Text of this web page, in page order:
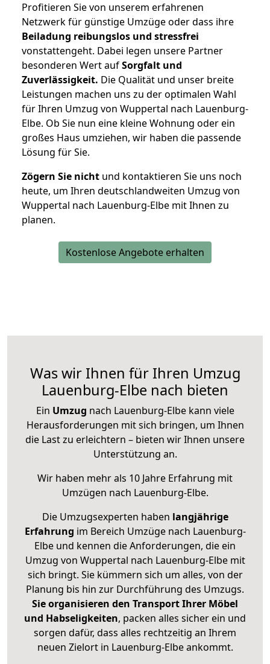
Profitieren Sie von unserem erfahrenen
Netzwerk für günstige Umzüge oder dass ihre
Beiladung reibungslos und stressfrei
vonstattengeht. Dabei legen unsere Partner
besonderen Wert aufSorgfalt und
Zuverlässigkeit. Die Qualität und unser breite
Leistungen machen uns zu der optimalen Wahl
für Ihren Umzug von Wuppertal nach Lauenburg-
Elbe. Ob Sie nun eine kleine Wohnung oder ein
großes Haus umziehen, wir haben die passende
Lösung für Sie.
Zögern Sie nicht und kontaktieren Sie uns noch
heute, um Ihren deutschlandweiten Umzug von
Wuppertal nach Lauenburg-Elbe mit Ihnen zu
planen.
Kostenlose Angebote erhalten
Was wir Ihnen für Ihren Umzug
Lauenburg-Elbe nach bieten
Ein Umzug nach Lauenburg-Elbe kann viele
Herausforderungen mit sich bringen, um Ihnen
die Last zu erleichtern – bieten wir Ihnen unsere
Unterstützung an.
Wir haben mehr als 10 Jahre Erfahrung mit
Umzügen nach Lauenburg-Elbe.
Die Umzugsexperten haben langjährige
Erfahrung im Bereich Umzüge nach Lauenburg-
Elbe und kennen die Anforderungen, die ein
Umzug von Wuppertal nach Lauenburg-Elbe mit
sich bringt. Sie kümmern sich um alles, von der
Planung bis hin zur Durchführung des Umzugs.
Sie organisieren den Transport Ihrer Möbel
und Habseligkeiten, packen alles sicher ein und
sorgen dafür, dass alles rechtzeitig an Ihrem
neuen Zielort in Lauenburg-Elbe ankommt.